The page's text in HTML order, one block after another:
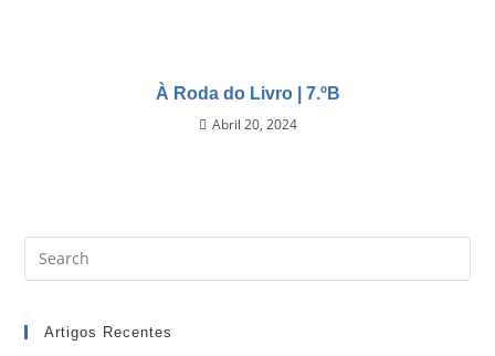
À Roda do Livro | 7.ºB
Abril 20, 2024
Artigos Recentes